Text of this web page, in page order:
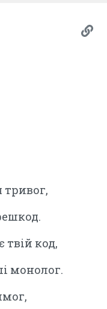
тривог,
твій код,
монолог.